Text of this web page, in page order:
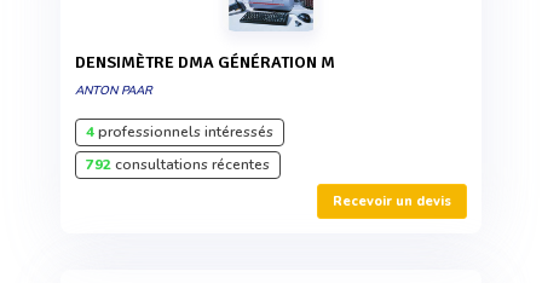
DENSIMÈTRE DMA GÉNÉRATION M
ANTON PAAR
4professionnels intéressés
792consultations récentes
Recevoir un devis